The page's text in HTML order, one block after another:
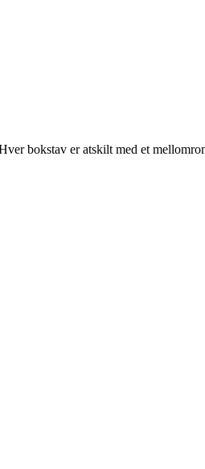
bokstav er atskilt med et